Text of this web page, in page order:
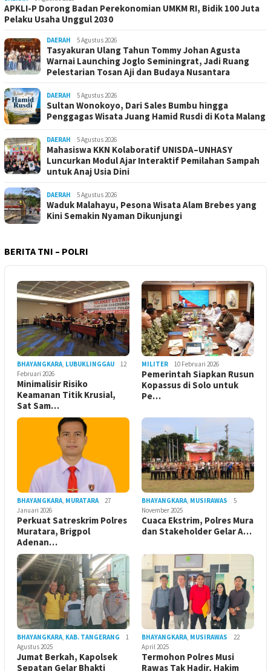
APKLI-P Dorong Badan Perekonomian UMKM RI, Bidik 100 Juta
Pelaku Usaha Unggul 2030
DAERAH 5 Agustus 2026
Tasyakuran Ulang Tahun Tommy Johan Agusta
Warnai Launching Joglo Seminingrat, Jadi Ruang
Pelestarian Tosan Aji dan Budaya Nusantara
DAERAH 5 Agustus 2026
Sultan Wonokoyo, Dari Sales Bumbu hingga
Penggagas Wisata Juang Hamid Rusdi di Kota Malang
DAERAH 5 Agustus 2026
Mahasiswa KKN Kolaboratif UNISDA–UNHASY
Luncurkan Modul Ajar Interaktif Pemilahan Sampah
untuk Anaj Usia Dini
DAERAH 5 Agustus 2026
Waduk Malahayu, Pesona Wisata Alam Brebes yang
Kini Semakin Nyaman Dikunjungi
BERITA TNI – POLRI
BHAYANGKARA LUBUKLINGGAU
12
Februari 2026
Minimalisir Risiko
Keamanan Titik Krusial,
Sat Sam…
MILITER 10 Februari 2026
Pemerintah Siapkan Rusun
Kopassus di Solo untuk
Pe…
BHAYANGKARA MURATARA
27
Januari 2026
Perkuat Satreskrim Polres
Muratara, Brigpol
Adenan…
BHAYANGKARA MUSIRAWAS
5
November 2025
Cuaca Ekstrim, Polres Mura
dan Stakeholder Gelar A…
BHAYANGKARA KAB. TANGERANG
1
Agustus 2025
Jumat Berkah, Kapolsek
Sepatan Gelar Bhakti
BHAYANGKARA MUSIRAWAS
22
April 2025
Termohon Polres Musi
Rawas Tak Hadir, Hakim